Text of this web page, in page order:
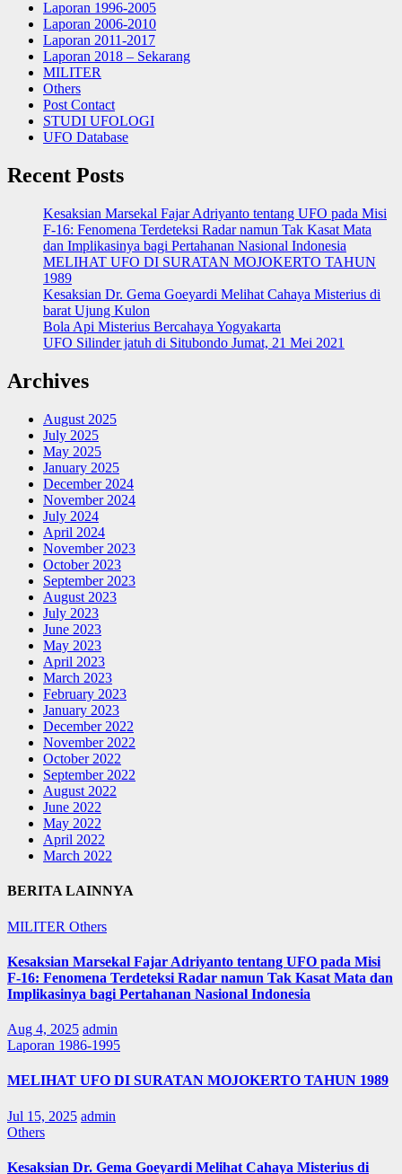
Laporan 1996-2005
Laporan 2006-2010
Laporan 2011-2017
Laporan 2018 – Sekarang
MILITER
Others
Post Contact
STUDI UFOLOGI
UFO Database
Recent Posts
Kesaksian Marsekal Fajar Adriyanto tentang UFO pada Misi
F-16: Fenomena Terdeteksi Radar namun Tak Kasat Mata
dan Implikasinya bagi Pertahanan Nasional Indonesia
MELIHAT UFO DI SURATAN MOJOKERTO TAHUN
1989
Kesaksian Dr. Gema Goeyardi Melihat Cahaya Misterius di
barat Ujung Kulon
Bola Api Misterius Bercahaya Yogyakarta
UFO Silinder jatuh di Situbondo Jumat, 21 Mei 2021
Archives
August 2025
July 2025
May 2025
January 2025
December 2024
November 2024
July 2024
April 2024
November 2023
October 2023
September 2023
August 2023
July 2023
June 2023
May 2023
April 2023
March 2023
February 2023
January 2023
December 2022
November 2022
October 2022
September 2022
August 2022
June 2022
May 2022
April 2022
March 2022
BERITA LAINNYA
MILITER Others
Kesaksian Marsekal Fajar Adriyanto tentang UFO pada Misi
F-16: Fenomena Terdeteksi Radar namun Tak Kasat Mata dan
Implikasinya bagi Pertahanan Nasional Indonesia
Aug 4, 2025 admin
Laporan 1986-1995
MELIHAT UFO DI SURATAN MOJOKERTO TAHUN 1989
Jul 15, 2025 admin
Others
Kesaksian Dr. Gema Goeyardi Melihat Cahaya Misterius di